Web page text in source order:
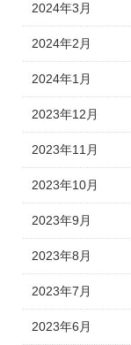
2024年3月
2024年2月
2024年1月
2023年12月
2023年11月
2023年10月
2023年9月
2023年8月
2023年7月
2023年6月